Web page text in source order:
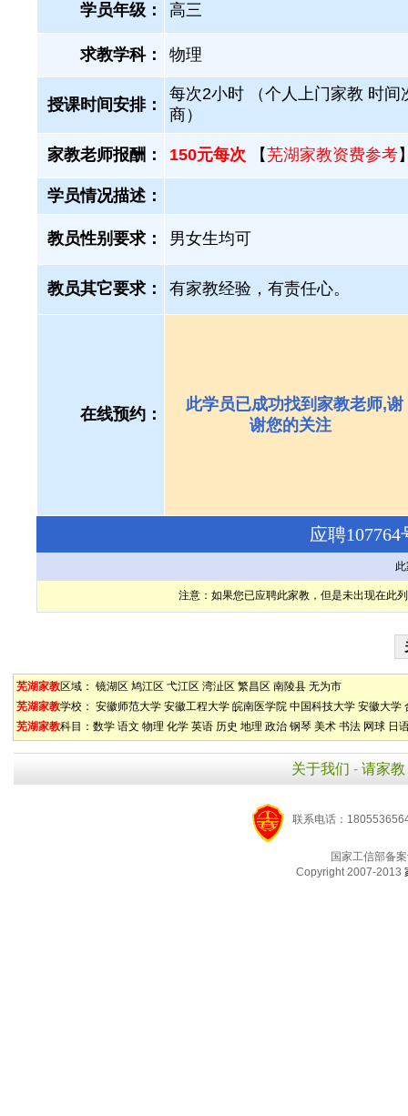
学员年级： 高三
求教学科： 物理
授课时间安排：
每次2小时 （个人上门家教 时间
商）
家教老师报酬： 150元每次 【芜湖家教资费参考
学员情况描述：
教员性别要求： 男女生均可
教员其它要求： 有家教经验，有责任心。
在线预约：
此学员已成功找到家教老师,谢
谢您的关注
应聘
注意：如果您已应聘此家教，但是未出现在此
芜湖家教区域： 镜湖区 鸠江区 弋江区 湾沚区 繁昌区 南陵县 无为市
芜湖家教学校： 安徽师范大学 安徽工程大学 皖南医学院 中国科技大学 安徽大学
芜湖家教科目： 数学 语文 物理 化学 英语 历史 地理 政治 钢琴 美术 书法 网球 日
关于我们 - 请家教
联系电话：
国家工信部备
Copyright 2007-2013